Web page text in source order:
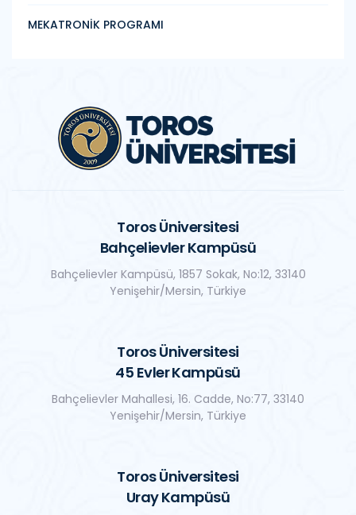
MEKATRONİK PROGRAMI
Toros Üniversitesi
Bahçelievler Kampüsü
Bahçelievler Kampüsü, 1857 Sokak, No:12, 33140
Yenişehir/Mersin, Türkiye
Toros Üniversitesi
45 Evler Kampüsü
Bahçelievler Mahallesi, 16. Cadde, No:77, 33140
Yenişehir/Mersin, Türkiye
Toros Üniversitesi
Uray Kampüsü